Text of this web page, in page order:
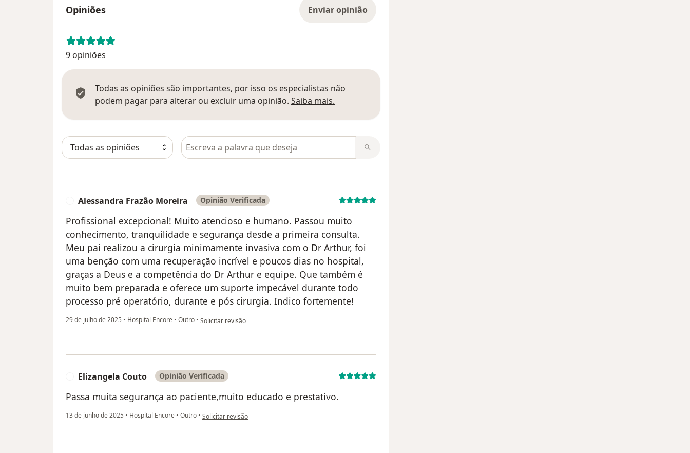
Opiniões Enviar opinião
9 opiniões
Todas as opiniões são importantes, por isso os especialistas não
podem pagar para alterar ou excluir uma opinião. Saiba mais.
Pesquisar em opiniões
Alessandra Frazão Moreira Opinião Verificada
Profissional excepcional! Muito atencioso e humano. Passou muito
conhecimento, tranquilidade e segurança desde a primeira consulta.
Meu pai realizou a cirurgia minimamente invasiva com o Dr Arthur, foi
uma benção com uma recuperação incrível e poucos dias no hospital,
graças a Deus e a competência do Dr Arthur e equipe. Que também é
muito bem preparada e oferece um suporte impecável durante todo
processo pré operatório, durante e pós cirurgia. Indico fortemente!
29 de julho de 2025 • Hospital Encore • Outro • na opinião do utilizador Alessandra Frazão Moreira
Solicitar revisão
Elizangela Couto Opinião Verificada
Passa muita segurança ao paciente,muito educado e prestativo.
13 de junho de 2025 • Hospital Encore • Outro • na opinião do utilizador Elizangela Couto
Solicitar revisão